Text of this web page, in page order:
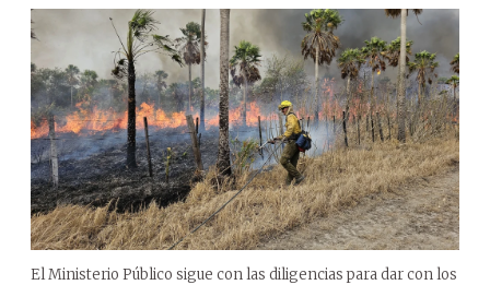
El Ministerio Público sigue con las diligencias para dar con los